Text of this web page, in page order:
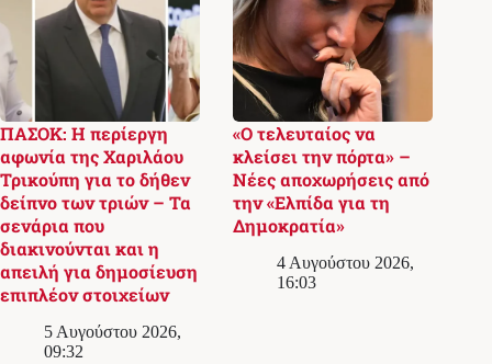
ΠΑΣΟΚ: Η περίεργη
αφωνία της Χαριλάου
Τρικούπη για το δήθεν
δείπνο των τριών – Τα
σενάρια που
διακινούνται και η
απειλή για δημοσίευση
επιπλέον στοιχείων
5 Αυγούστου 2026,
09:32
«Ο τελευταίος να
κλείσει την πόρτα» –
Νέες αποχωρήσεις από
την «Ελπίδα για τη
Δημοκρατία»
4 Αυγούστου 2026,
16:03